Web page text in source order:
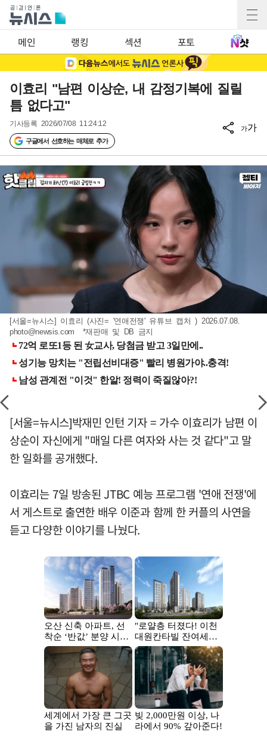
메인 랭킹 섹션 포토
이효리 "남편 이상순, 내 감정기복에 질릴
틈 없다고"
기사등록 2026/07/08 11:24:12
구글에서 선호하는 매체로 추가
가가
[서울=뉴시스] 이효리 (사진= '연애전쟁' 유튜브 캡처 ) 2026.07.08.
photo@newsis.com *재판매 및 DB 금지
[서울=뉴시스]박재민 인턴 기자 = 가수 이효리가 남편 이
상순이 자신에게 "매일 다른 여자와 사는 것 같다"고 말
한 일화를 공개했다.
이효리는 7일 방송된 JTBC 예능 프로그램 '연애 전쟁'에
서 게스트로 출연한 배우 이준과 함께 한 커플의 사연을
듣고 다양한 이야기를 나눴다.